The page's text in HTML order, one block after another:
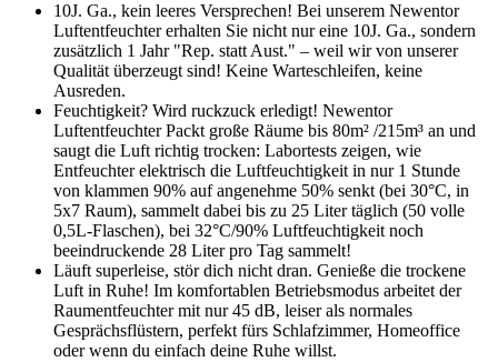
10J. Ga., kein leeres Versprechen! Bei unserem Newentor
Luftentfeuchter erhalten Sie nicht nur eine 10J. Ga., sondern
zusätzlich 1 Jahr "Rep. statt Aust." – weil wir von unserer
Qualität überzeugt sind! Keine Warteschleifen, keine
Ausreden.
Feuchtigkeit? Wird ruckzuck erledigt! Newentor
Luftentfeuchter Packt große Räume bis 80m² /215m³ an und
saugt die Luft richtig trocken: Labortests zeigen, wie
Entfeuchter elektrisch die Luftfeuchtigkeit in nur 1 Stunde
von klammen 90% auf angenehme 50% senkt (bei 30°C, in
5x7 Raum), sammelt dabei bis zu 25 Liter täglich (50 volle
0,5L-Flaschen), bei 32°C/90% Luftfeuchtigkeit noch
beeindruckende 28 Liter pro Tag sammelt!
Läuft superleise, stör dich nicht dran. Genieße die trockene
Luft in Ruhe! Im komfortablen Betriebsmodus arbeitet der
Raumentfeuchter mit nur 45 dB, leiser als normales
Gesprächsflüstern, perfekt fürs Schlafzimmer, Homeoffice
oder wenn du einfach deine Ruhe willst.